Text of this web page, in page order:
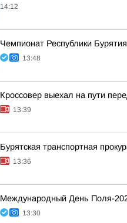
14:12
Чемпионат Республики
13:48
Кроссовер выехал на пути
13:39
Бурятская транспортная
13:36
Международный День Поля-
13:30